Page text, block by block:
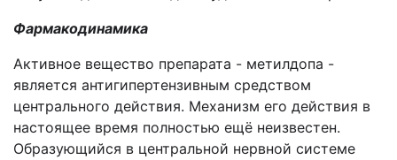
Фармакодинамика
Активное вещество препарата - метилдопа -
является антигипертензивным средством
центрального действия. Механизм его действия в
настоящее время полностью ещё неизвестен.
Образующийся в центральной нервной системе